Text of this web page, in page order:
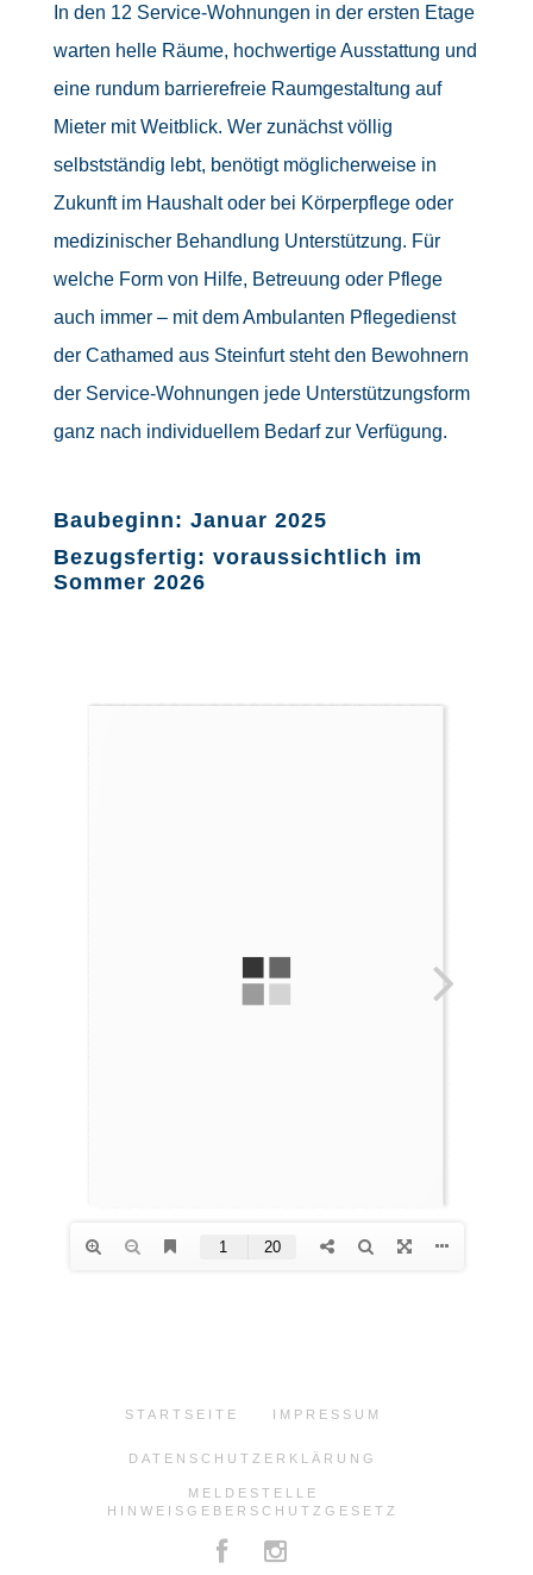
In den 12 Service-Wohnungen in der ersten Etage
warten helle Räume, hochwertige Ausstattung und
eine rundum barrierefreie Raumgestaltung auf
Mieter mit Weitblick. Wer zunächst völlig
selbstständig lebt, benötigt möglicherweise in
Zukunft im Haushalt oder bei Körperpflege oder
medizinischer Behandlung Unterstützung. Für
welche Form von Hilfe, Betreuung oder Pflege
auch immer – mit dem Ambulanten Pflegedienst
der Cathamed aus Steinfurt steht den Bewohnern
der Service-Wohnungen jede Unterstützungsform
ganz nach individuellem Bedarf zur Verfügung.
Baubeginn: Januar 2025
Bezugsfertig: voraussichtlich im
Sommer 2026
STARTSEITE IMPRESSUM
DATENSCHUTZERKLÄRUNG
MELDESTELLE
HINWEISGEBERSCHUTZGESETZ